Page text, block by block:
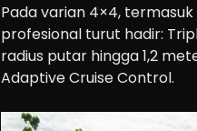
Modification
Tips
Community
Accessories
Pada varian 4×4,
profesional turut hadir:
radius putar hingga 1,2
Adaptive Cruise Control.